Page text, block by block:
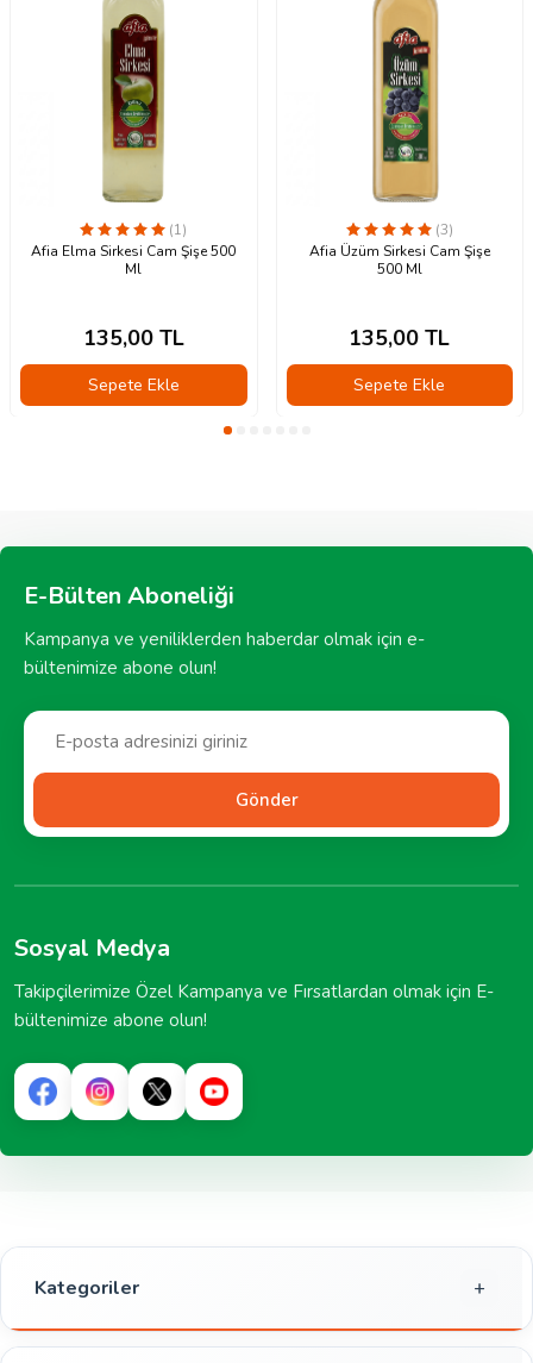
(1)
Afia Elma Sirkesi Cam Şişe 500
Ml
135,00TL
Sepete Ekle
(3)
Afia Üzüm Sirkesi Cam Şişe
500 Ml
135,00 TL
Sepete Ekle
E-Bülten Aboneliği
Kampanya ve yeniliklerden haberdar olmak için e-
bültenimize abone olun!
Gönder
Sosyal Medya
Takipçilerimize Özel Kampanya ve Fırsatlardan olmak için E-
bültenimize abone olun!
Kategoriler
Gıda